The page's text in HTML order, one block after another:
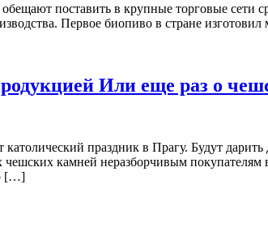
поставить в крупные торговые
Первое биопиво в стране
Или еще раз о
праздник в Прагу. Будут
камней неразборчивым
[…]